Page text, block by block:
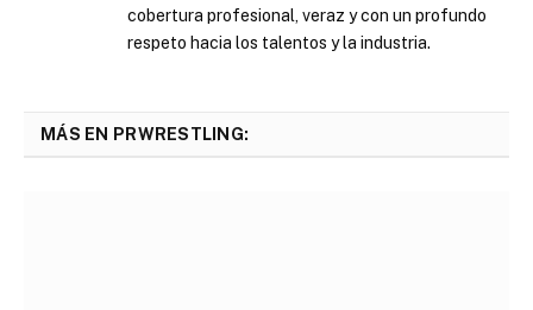
cobertura profesional, veraz y con un profundo
respeto hacia los talentos y la industria.
MÁS EN PRWRESTLING: